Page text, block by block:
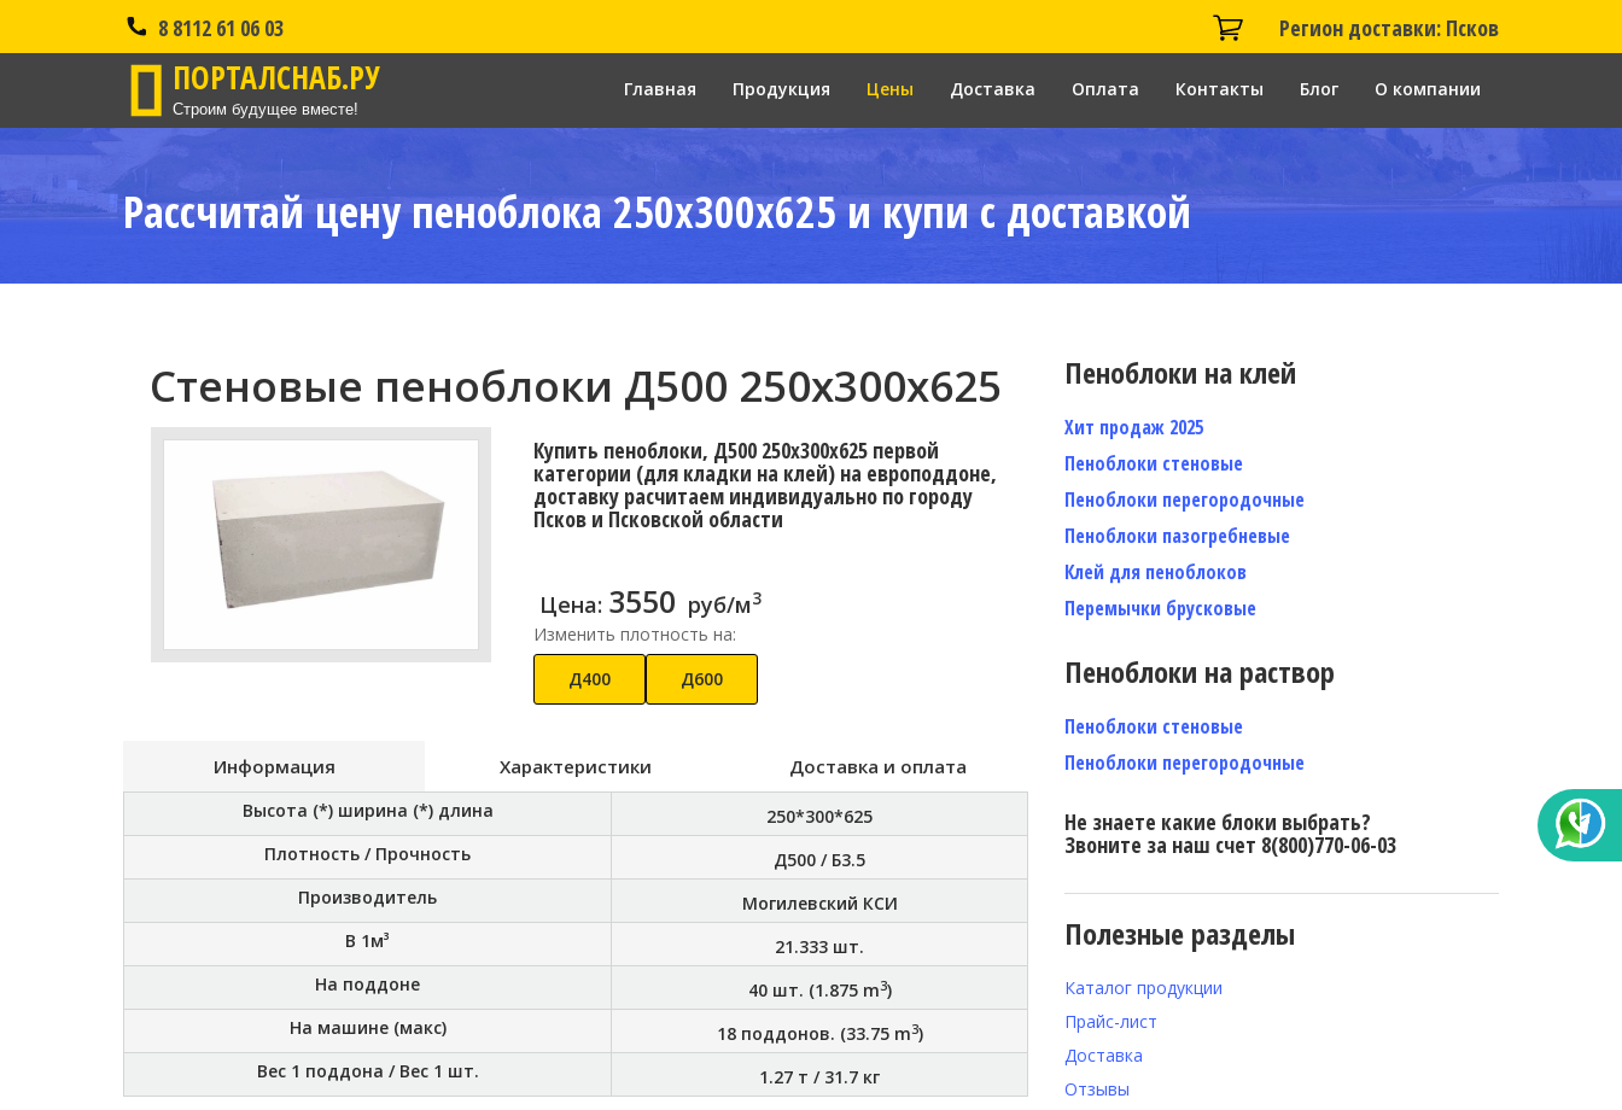
8 8112 61 06 03 Регион доставки: Псков
ПОРТАЛСНАБ.РУ
Строим будущее вместе!
Главная Продукция Цены Доставка Оплата Контакты Блог О компании
Рассчитай цену пеноблока 250x300x625 и купи с доставкой
Стеновые пеноблоки Д500 250x300x625
Купить пеноблоки, Д500 250x300x625 первой
категории (для кладки на клей) на европоддоне,
доставку расчитаем индивидуально по городу
Псков и Псковской области
Цена: 3550 руб/м3
Изменить плотность на:
Д400
Д600
Информация Характеристики Доставка и оплата
Высота (*) ширина (*) длина
250*300*625
Плотность / Прочность
Д500 / Б3.5
Производитель
Могилевский КСИ
В 1м³
21.333 шт.
На поддоне
40шт. (1.875m3)
На машине (макс)
18поддонов. (33.75m3)
Вес 1 поддона / Вес 1 шт.
1.27 т / 31.7 кг
Пеноблоки на клей
Хит продаж 2025
Пеноблоки стеновые
Пеноблоки перегородочные
Пеноблоки пазогребневые
Клей для пеноблоков
Перемычки брусковые
Пеноблоки на раствор
Пеноблоки стеновые
Пеноблоки перегородочные
Не знаете какие блоки выбрать?
Звоните за наш счет 8(800)770-06-03
Полезные разделы
Каталог продукции
Прайс-лист
Доставка
Отзывы